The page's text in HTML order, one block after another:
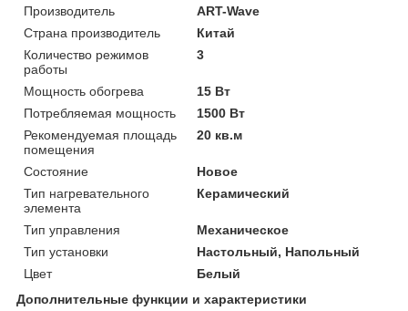
Производитель
ART-Wave
Страна производитель
Китай
Количество режимов
работы
3
Мощность обогрева
15 Вт
Потребляемая мощность
1500 Вт
Рекомендуемая площадь
помещения
20 кв.м
Состояние
Новое
Тип нагревательного
элемента
Керамический
Тип управления
Механическое
Тип установки
Настольный, Напольный
Цвет
Белый
Дополнительные функции и характеристики